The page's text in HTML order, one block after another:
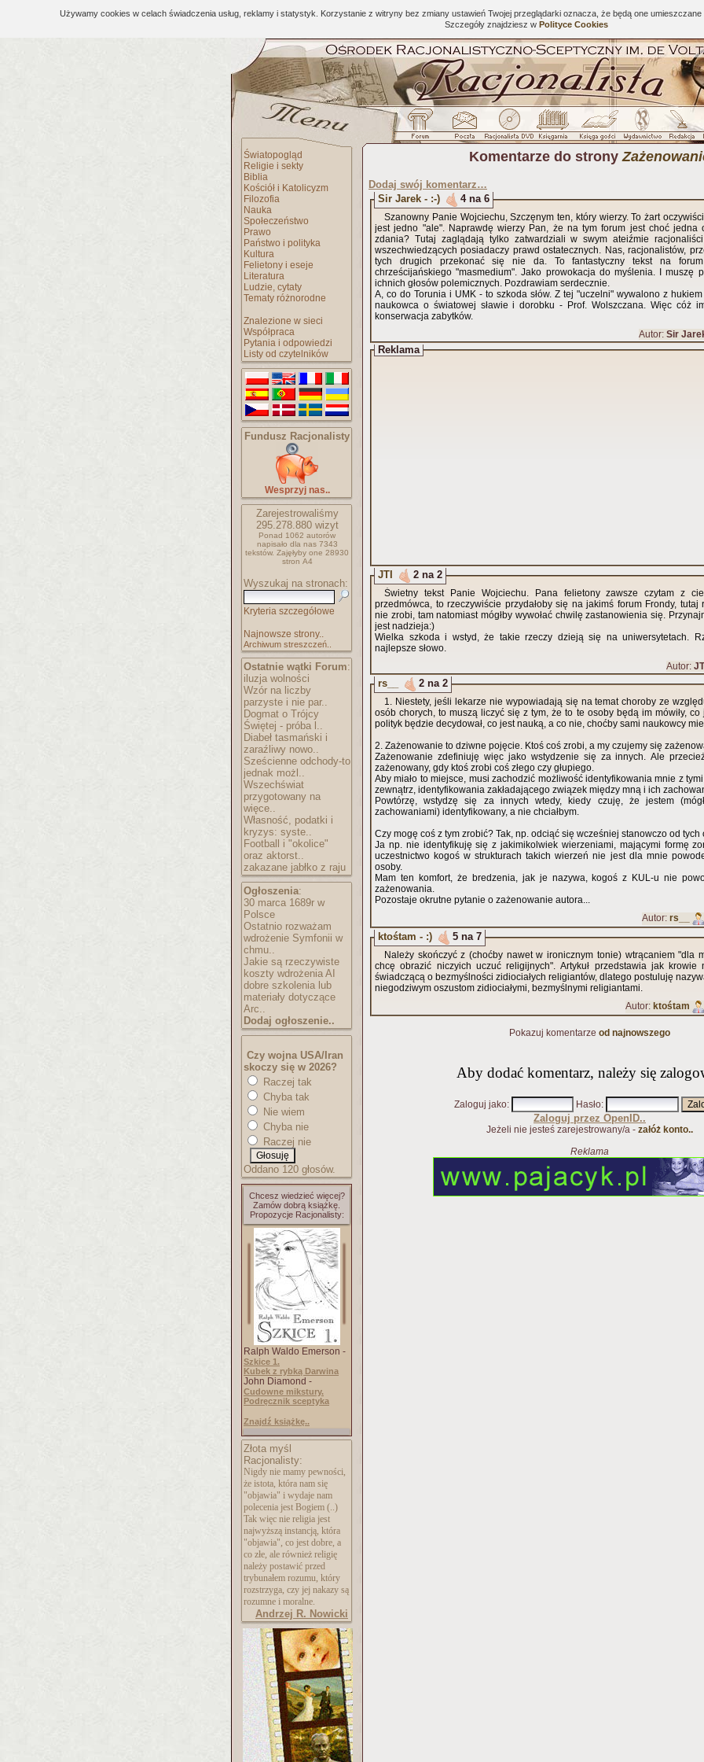
Używamy cookies w celach świadczenia usług, reklamy i statystyk. Korzystanie z witryny bez zmiany ustawień Twojej przeglądarki oznacza, że będą one
Szczegóły znajdziesz w Polityce Cookies
Światopogląd
Religie i sekty
Biblia
Kościół i Katolicyzm
Filozofia
Nauka
Społeczeństwo
Prawo
Państwo i polityka
Kultura
Felietony i eseje
Literatura
Ludzie, cytaty
Tematy różnorodne
Znalezione w sieci
Współpraca
Pytania i odpowiedzi
Listy od czytelników
Fundusz Racjonalisty
Wesprzyj nas..
Zarejestrowaliśmy
295.278.880wizyt
Ponad 1062 autorów
napisało dla nas 7343
tekstów. Zajęłyby one 28930
stron A4
Wyszukaj na stronach:
Kryteria szczegółowe
Najnowsze strony..
Archiwum streszczeń..
Ostatnie wątki Forum:
iluzja wolności
Wzór na liczby
parzyste i nie par..
Dogmat o Trójcy
Świętej - próba l..
Diabeł tasmański i
zaraźliwy nowo..
Sześcienne odchody-to
jednak możl..
Wszechświat
przygotowany na
więce..
Własność, podatki i
kryzys: syste..
Football i "okolice"
oraz aktorst..
zakazane jabłko z raju
Ogłoszenia:
30 marca 1689r w
Polsce
Ostatnio rozważam
wdrożenie Symfonii w
chmu..
Jakie są rzeczywiste
koszty wdrożenia AI
dobre szkolenia lub
materiały dotyczące
Arc..
Dodaj ogłoszenie..
Czy wojna USA/Iran
skoczy się w 2026?
Raczej tak
Chyba tak
Nie wiem
Chyba nie
Raczej nie
Oddano 120 głosów.
Chcesz wiedzieć więcej?
Zamów dobrą książkę.
Propozycje Racjonalisty:
Ralph Waldo Emerson -
Szkice 1.
Kubek z rybką Darwina
John Diamond -
Cudowne mikstury.
Podręcznik sceptyka
Znajdź książkę..
Złota myśl
Racjonalisty:
Nigdy nie mamy pewności,
że istota, która nam się
"objawia" i wydaje nam
polecenia jest Bogiem (..)
Tak więc nie religia jest
najwyższą instancją, która
"objawia", co jest dobre, a
co złe, ale również religię
należy postawić przed
trybunałem rozumu, który
rozstrzyga, czy jej nakazy są
rozumne i moralne.
Andrzej R. Nowicki
Komentarze do strony
Dodaj swój komentarz…
Sir Jarek - :-)
4 na 6
Szanowny Panie Wojciechu, Szczęnym ten, który wierzy. To żart
jest jedno "ale". Naprawdę wierzy Pan, że na tym forum jest choć jedna
zdania? Tutaj zaglądają tylko zatwardziali w swym ateiźmie
wszechwiedzących posiadaczy prawd ostatecznych. Nas, racjonalistów,
tych drugich przekonać się nie da. To fantastyczny tekst na
chrześcijańskiego "masmedium". Jako prowokacja do myślenia. I muszę
ichnich głosów polemicznych. Pozdrawiam serdecznie.
A, co do Torunia i UMK - to szkoda słów. Z tej "uczelni" wywalono z
naukowca o światowej sławie i dorobku - Prof. Wolszczana. Więc cóż
konserwacja zabytków.
Autor: Sir
Reklama
JTI 2 na 2
Świetny tekst Panie Wojciechu. Pana felietony zawsze czytam z
przedmówca, to rzeczywiście przydałoby się na jakimś forum Frondy,
nie zrobi, tam natomiast mógłby wywołać chwilę zastanowienia się.
jest nadzieja:)
Wielka szkoda i wstyd, że takie rzeczy dzieją się na uniwersytetach.
najlepsze słowo.
Autor:
rs__ 2 na 2
1. Niestety, jeśli lekarze nie wypowiadają się na temat choroby ze
osób chorych, to muszą liczyć się z tym, że to te osoby będą im mówiły,
polityk będzie decydował, co jest nauką, a co nie, choćby sami naukowcy
2. Zażenowanie to dziwne pojęcie. Ktoś coś zrobi, a my czujemy się
Zażenowanie zdefiniuję więc jako wstydzenie się za innych. Ale
zażenowany, gdy ktoś zrobi coś złego czy głupiego.
Aby miało to miejsce, musi zachodzić możliwość identyfikowania mnie z
zewnątrz, identyfikowania zakładającego związek między mną i ich
Powtórzę, wstydzę się za innych wtedy, kiedy czuję, że jestem
zachowaniami) identyfikowany, a nie chciałbym.
Czy mogę coś z tym zrobić? Tak, np. odciąć się wcześniej stanowczo od tych
Ja np. nie identyfikuję się z jakimikolwiek wierzeniami, mającymi formę
uczestnictwo kogoś w strukturach takich wierzeń nie jest dla mnie
osoby.
Mam ten komfort, że bredzenia, jak je nazywa, kogoś z KUL-u nie
zażenowania.
Pozostaje okrutne pytanie o zażenowanie autora...
Autor: rs__
ktośtam - :) 5 na 7
Należy skończyć z (choćby nawet w ironicznym tonie) wtrącaniem "dla
chcę obrazić niczyich uczuć religijnych". Artykuł przedstawia jak krowie
świadczącą o bezmyślności zidiociałych religiantów, dlatego postuluję
niegodziwym oszustom zidiociałymi, bezmyślnymi religiantami.
Autor: ktośtam
Pokazuj komentarze od najnowszego
Aby dodać komentarz, należy się
Zaloguj jako: Hasło:
Zaloguj przez OpenID..
Jeżeli nie jesteś zarejestrowany/a - załóż konto..
Reklama